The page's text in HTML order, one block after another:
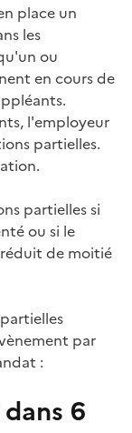
place un
les
ou
en cours de
l'employeur
partielles.
partielles si
ou si le
de moitié
par
:
6